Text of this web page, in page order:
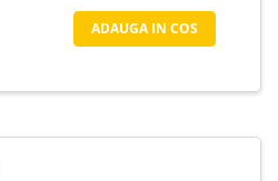
ADAUGA IN COS